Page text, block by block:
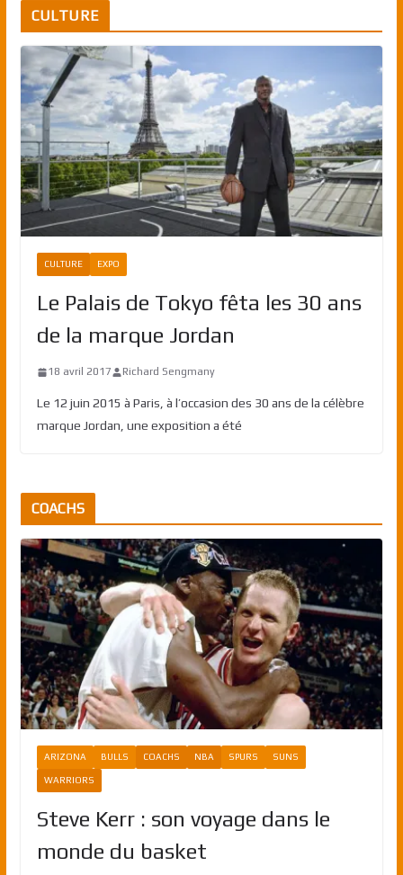
CULTURE
CULTURE EXPO
Le Palais de Tokyo fêta les 30 ans
de la marque Jordan
18 avril 2017 Richard Sengmany
Le 12 juin 2015 à Paris, à l’occasion des 30 ans de la célèbre
marque Jordan, une exposition a été
COACHS
ARIZONA BULLS COACHS NBA SPURS SUNS
WARRIORS
Steve Kerr : son voyage dans le
monde du basket